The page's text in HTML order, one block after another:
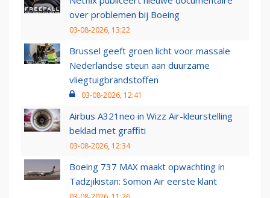
over problemen bij Boeing
03-08-2026, 13:22
Brussel geeft groen licht voor massale
Nederlandse steun aan duurzame
vliegtuigbrandstoffen
03-08-2026, 12:41
Airbus A321neo in Wizz Air-kleurstelling
beklad met graffiti
03-08-2026, 12:34
Boeing 737 MAX maakt opwachting in
Tadzjikistan: Somon Air eerste klant